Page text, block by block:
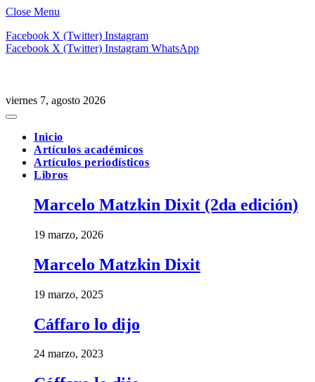
Close Menu
Facebook X (Twitter) Instagram
Facebook X (Twitter) Instagram WhatsApp
viernes 7, agosto 2026
Inicio
Artículos académicos
Artículos periodísticos
Libros
Marcelo Matzkin Dixit (2da edición)
19 marzo, 2026
Marcelo Matzkin Dixit
19 marzo, 2025
Cáffaro lo dijo
24 marzo, 2023